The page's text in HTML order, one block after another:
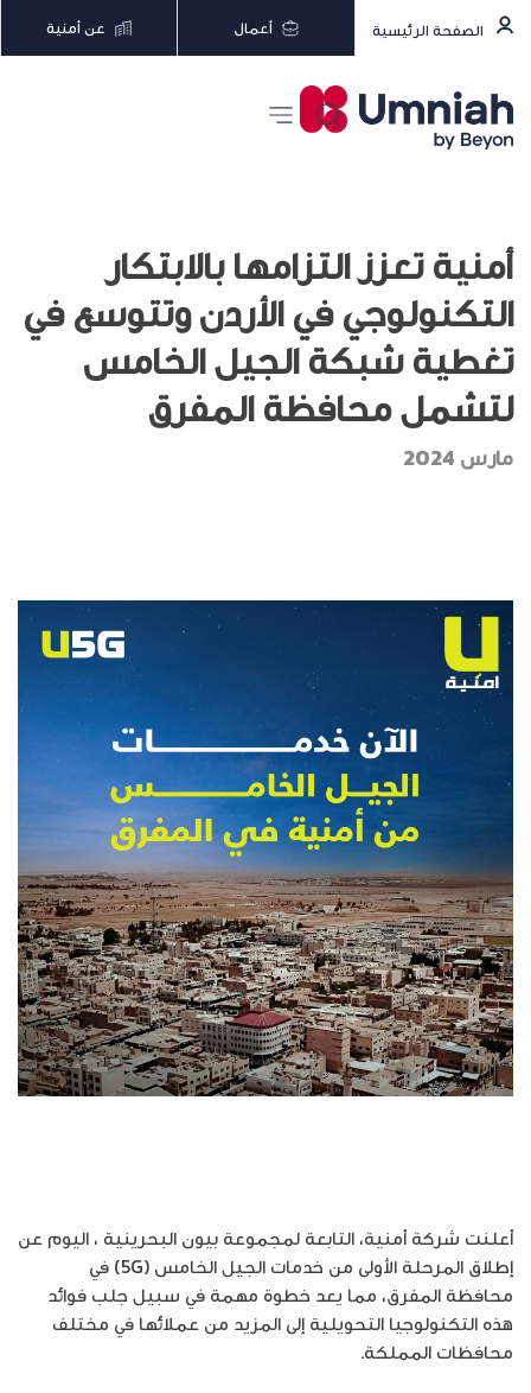
الصفحة الرئيسية أعمال عن أمنية
أمنية تعزز التزامها بالابتكار
التكنولوجي في الأردن وتتوسع في
تغطية شبكة الجيل الخامس
لتشمل محافظة المفرق
مارس 2024
أعلنت شركة أمنية، التابعة لمجموعة بيون البحرينية ، اليوم عن
إطلاق المرحلة الأولى من خدمات الجيل الخامس (5G) في
محافظة المفرق، مما يعد خطوة مهمة في سبيل جلب فوائد
هذه التكنولوجيا التحويلية إلى المزيد من عملائها في مختلف
محافظات المملكة.